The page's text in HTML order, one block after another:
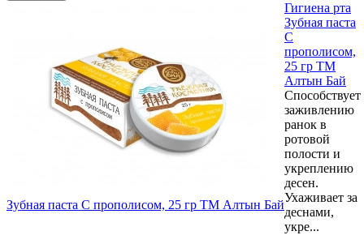
Зубная паста С прополисом, 25 гр ТМ Алтын Бай
Гигиена рта
Зубная паста
С
прополисом,
25 гр ТМ
Алтын Бай
Способствует
заживлению
ранок в
ротовой
полости и
укреплению
десен.
Ухаживает за
деснами,
укре...